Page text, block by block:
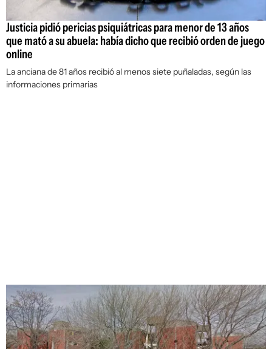
Justicia pidió pericias psiquiátricas para menor de 13 años
que mató a su abuela: había dicho que recibió orden de juego
online
La anciana de 81 años recibió al menos siete puñaladas, según las
informaciones primarias